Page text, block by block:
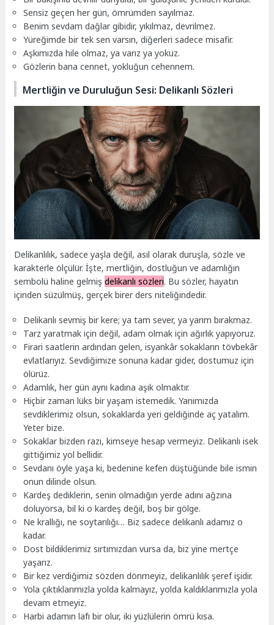
Sensiz geçen her gün, ömrümden sayılmaz.
Benim sevdam dağlar gibidir, yıkılmaz, devrilmez.
Yüreğimde bir tek sen varsın, diğerleri sadece misafir.
Aşkımızda hile olmaz, ya varız ya yokuz.
Gözlerin bana cennet, yokluğun cehennem.
Mertliğin ve Duruluğun Sesi: Delikanlı Sözleri
Delikanlılık, sadece yaşla değil, asıl olarak duruşla, sözle ve
karakterle ölçülür. İşte, mertliğin, dostluğun ve adamlığın
sembolü haline gelmişdelikanlı sözleri. Bu sözler, hayatın
içinden süzülmüş, gerçek birer ders niteliğindedir.
Delikanlı sevmiş bir kere; ya tam sever, ya yarım bırakmaz.
Tarz yaratmak için değil, adam olmak için ağırlık yapıyoruz.
Firari saatlerin ardından gelen, isyankâr sokakların tövbekâr
evlatlarıyız. Sevdiğimize sonuna kadar gider, dostumuz için
ölürüz.
Adamlık, her gün aynı kadına aşık olmaktır.
Hiçbir zaman lüks bir yaşam istemedik. Yanımızda
sevdiklerimiz olsun, sokaklarda yeri geldiğinde aç yatalım.
Yeter bize.
Sokaklar bizden razı, kimseye hesap vermeyiz. Delikanlı isek
gittiğimiz yol bellidir.
Sevdanı öyle yaşa ki, bedenine kefen düştüğünde bile ismin
onun dilinde olsun.
Kardeş dediklerin, senin olmadığın yerde adını ağzına
doluyorsa, bil ki o kardeş değil, boş bir gölge.
Ne krallığı, ne soytarılığı… Biz sadece delikanlı adamız o
kadar.
Dost bildiklerimiz sırtımızdan vursa da, biz yine mertçe
yaşarız.
Bir kez verdiğimiz sözden dönmeyiz, delikanlılık şeref işidir.
Yola çıktıklarımızla yolda kalmayız, yolda kaldıklarımızla yola
devam etmeyiz.
Harbi adamın lafı bir olur, iki yüzlülerin ömrü kısa.